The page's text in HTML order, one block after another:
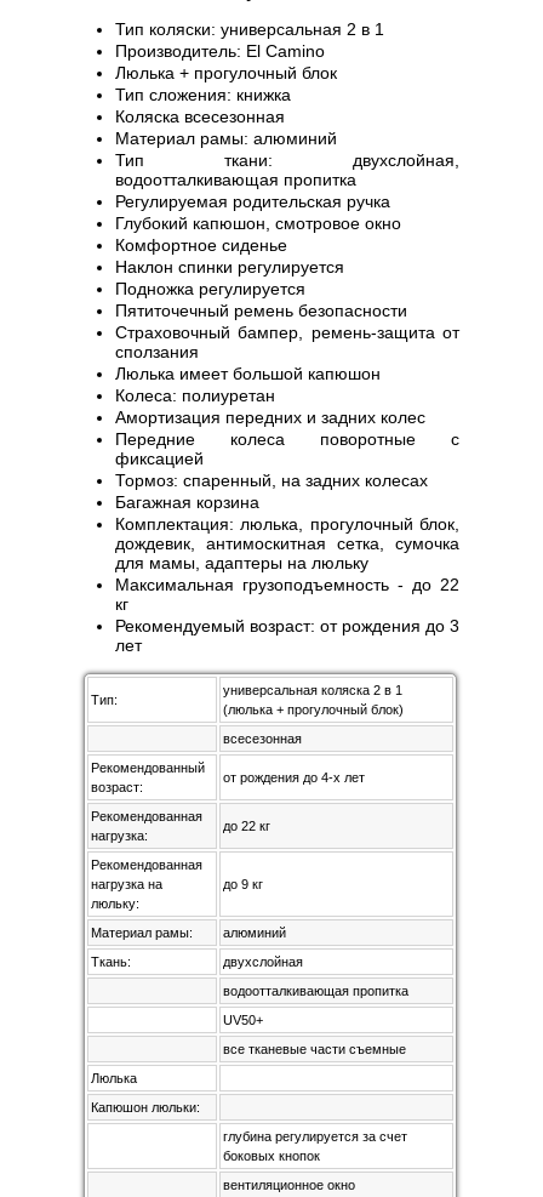
Тип коляски: универсальная 2 в 1
Производитель: El Camino
Люлька + прогулочный блок
Тип сложения: книжка
Коляска всесезонная
Материал рамы: алюминий
Тип ткани: двухслойная,
водоотталкивающая пропитка
Регулируемая родительская ручка
Глубокий капюшон, смотровое окно
Комфортное сиденье
Наклон спинки регулируется
Подножка регулируется
Пятиточечный ремень безопасности
Страховочный бампер, ремень-защита от
сползания
Люлька имеет большой капюшон
Колеса: полиуретан
Амортизация передних и задних колес
Передние колеса поворотные с
фиксацией
Тормоз: спаренный, на задних колесах
Багажная корзина
Комплектация: люлька, прогулочный блок,
дождевик, антимоскитная сетка, сумочка
для мамы, адаптеры на люльку
Максимальная грузоподъемность - до 22
кг
Рекомендуемый возраст: от рождения до 3
лет
Тип:
универсальная коляска 2 в 1
(люлька + прогулочный блок)
всесезонная
Рекомендованный
возраст:
от рождения до 4-х лет
Рекомендованная
нагрузка:
до 22 кг
Рекомендованная
нагрузка на
люльку:
до 9 кг
Материал рамы:
алюминий
Ткань:
двухслойная
водоотталкивающая пропитка
UV50+
все тканевые части съемные
Люлька
Капюшон люльки:
глубина регулируется за счет
боковых кнопок
вентиляционное окно